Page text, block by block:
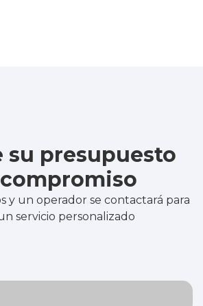
su presupuesto
y un operador se contactará para
servicio personalizado